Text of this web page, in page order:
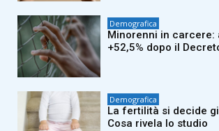
Demografica
Minorenni in carcere:
+52,5% dopo il
Demografica
La fertilità si decide
Cosa rivela lo studio